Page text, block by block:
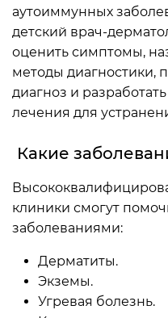
аутоиммунных
детский врач-
оценить симптомы,
методы диагностики,
диагноз и
лечения для
Какие
клиники смогут
заболеваниями:
Дерматиты.
Экземы.
Угревая болезнь.